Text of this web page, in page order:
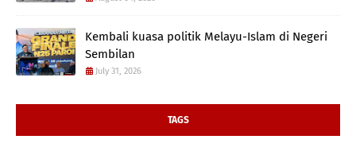
Kembali kuasa politik Melayu-Islam di Negeri
Sembilan
July 31, 2026
TAGS